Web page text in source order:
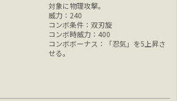
対象に物理攻撃。
威力：240
コンボ条件：双刃旋
コンボ時威力：400
コンボボーナス：「忍気」を5上昇さ
せる。